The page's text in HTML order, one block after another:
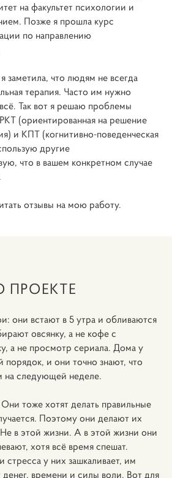
на факультет психологии и
Позже я прошла курс
по направлению
заметила, что людям не всегда
терапия. Часто им нужно
Так вот я решаю проблемы
(ориентированная на решение
и КПТ (когнитивно-поведенческая
другие
что в вашем конкретном случае
отзывы на мою работу.
ПРОЕКТЕ
они встают в 5 утра и обливаются
овсянку, а не кофе с
а не просмотр сериала. Дома у
порядок, и они точно знают, что
на следующей неделе.
тоже хотят делать правильные
Поэтому они делают их
в этой жизни. А в этой жизни они
хотя всё время спешат.
стресса у них зашкаливает, им
денег, времени и силы воли. Вот для